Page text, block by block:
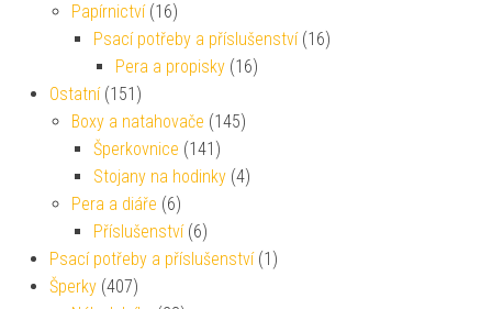
Papírnictví (16)
Psací potřeby a příslušenství (16)
Pera a propisky (16)
Ostatní (151)
Boxy a natahovače (145)
Šperkovnice (141)
Stojany na hodinky (4)
Pera a diáře (6)
Příslušenství (6)
Psací potřeby a příslušenství (1)
Šperky (407)